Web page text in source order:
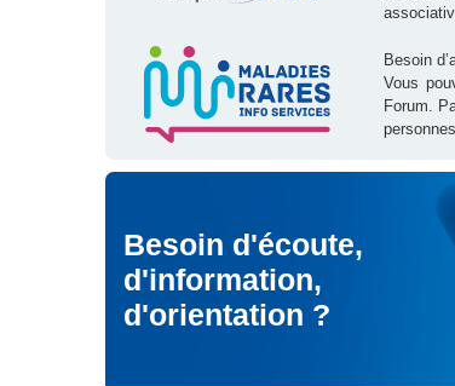
Besoin
Vous
Forum.
Besoin d'écoute,
d'information,
d'orientation ?